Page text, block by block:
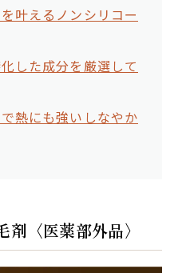
叶えるノンシリコー
した成分を厳選して
熱にも強いしなやか
〈医薬部外品〉